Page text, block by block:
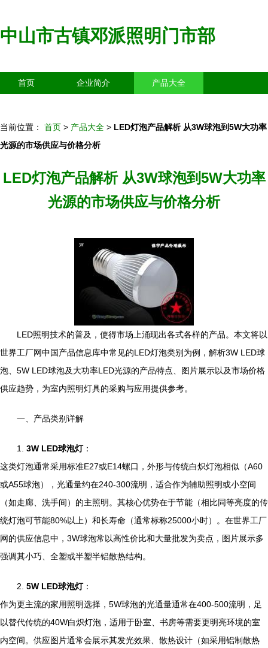
中山市古镇邓派照明门市部
首页 企业简介 产品大全
当前位置： 首页 > 产品大全 > LED灯泡产品解析 从3W球泡到5W大功率
光源的市场供应与价格分析
LED灯泡产品解析 从3W球泡到5W大功率
光源的市场供应与价格分析
LED照明技术的普及，使得市场上涌现出各式各样的产品。本文将以
世界工厂网中国产品信息库中常见的LED灯泡类别为例，解析3W LED球
泡、5W LED球泡及大功率LED光源的产品特点、图片展示以及市场价格
供应趋势，为室内照明灯具的采购与应用提供参考。
一、产品类别详解
1. 3W LED球泡灯：
这类灯泡通常采用标准E27或E14螺口，外形与传统白炽灯泡相似（A60
或A55球泡），光通量约在240-300流明，适合作为辅助照明或小空间
（如走廊、洗手间）的主照明。其核心优势在于节能（相比同等亮度的传
统灯泡可节能80%以上）和长寿命（通常标称25000小时）。在世界工厂
网的供应信息中，3W球泡常以高性价比和大量批发为卖点，图片展示多
强调其小巧、全塑或半塑半铝散热结构。
2. 5W LED球泡灯：
作为更主流的家用照明选择，5W球泡的光通量通常在400-500流明，足
以替代传统的40W白炽灯泡，适用于卧室、书房等需要更明亮环境的室
内空间。供应图片通常会展示其发光效果、散热设计（如采用铝制散热